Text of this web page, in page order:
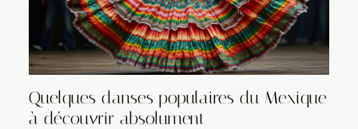
Quelques danses populaires du Mexique
à découvrir absolument